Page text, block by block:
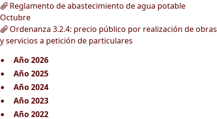
Reglamento de abastecimiento de agua potable
Octubre
Ordenanza 3.2.4: precio público por realización de obras
y servicios a petición de particulares
Año 2026
Año 2025
Año 2024
Año 2023
Año 2022